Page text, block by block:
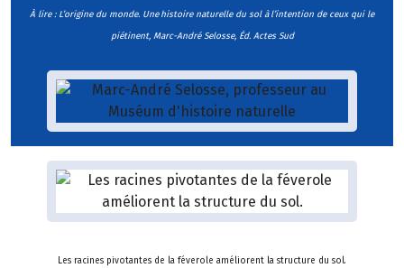
À lire : L’origine du monde. Une histoire naturelle du sol à l’intention de ceux qui le
piétinent, Marc-André Selosse, Éd. Actes Sud
Les racines pivotantes de la féverole améliorent la structure du sol.